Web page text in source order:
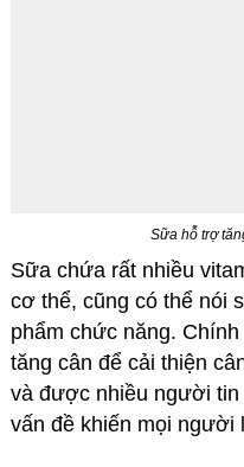
Sữa hỗ trợ
Sữa chứa rất nhiều
cơ thể, cũng có thể nói
phẩm chức năng.
tăng cân để cải thiện
và được nhiều người tin
vấn đề khiến mọi người